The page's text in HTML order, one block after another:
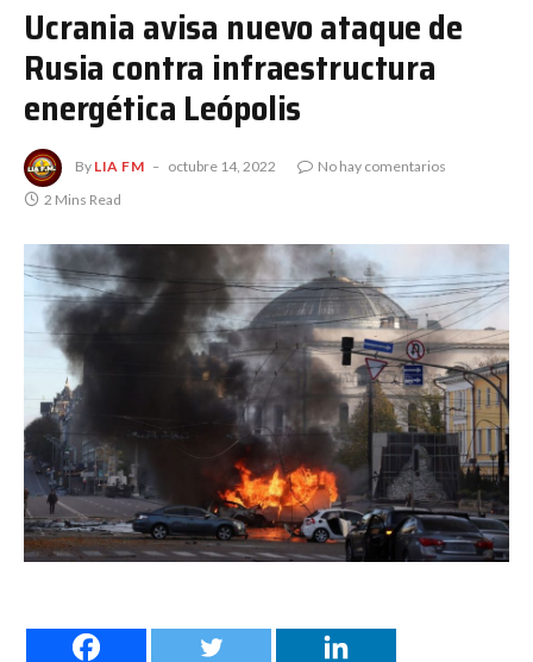
Ucrania avisa nuevo ataque de
Rusia contra infraestructura
energética Leópolis
By LIA FM octubre 14, 2022
No hay comentarios
2 Mins Read